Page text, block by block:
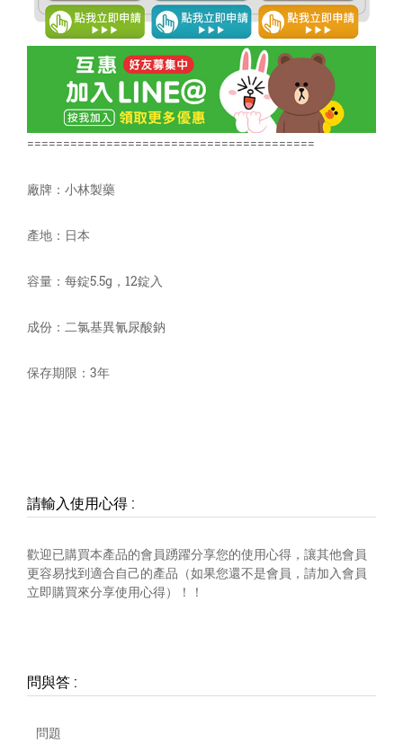
========================================
廠牌：小林製藥
產地：日本
容量：每錠5.5g，12錠入
成份：二氯基異氰尿酸鈉
保存期限：3年
請輸入使用心得 :
歡迎已購買本產品的會員踴躍分享您的使用心得，讓其他會員
更容易找到適合自己的產品（如果您還不是會員，請加入會員
立即購買來分享使用心得）！！
問與答 :
問題